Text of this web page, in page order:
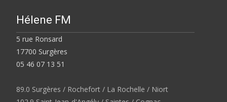
Hélene FM
5 rue Ronsard
17700 Surgères
05 46 07 13 51
89.0 Surgères / Rochefort / La Rochelle / Niort